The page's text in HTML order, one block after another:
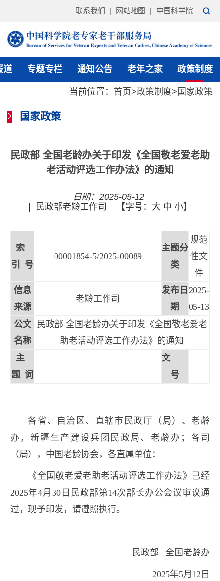
联系我们 | 网站地图 | 中国科学院
道 专题专栏 通知公告 老年之家 政策制度
当前位置： 首页>政策制度> 国家政策
国家政策
民政部 全国老龄办关于印发《全国敬老爱老助
老活动评选工作办法》的通知
日期：2025-05-12
|
民政部老龄工作司 【字号： 大 中 小】
索
引 号
00001854-5/2025-00089
主题分
类
规范
性文
件
信息
来源
老龄工作司
发布日
期
2025-
05-13
公文
名称
民政部 全国老龄办关于印发《全国敬老爱老
助老活动评选工作办法》的通知
主
题 词
文
号
各省、自治区、直辖市民政厅（局）、老龄
办，新疆生产建设兵团民政局、老龄办；各司
（局），中国老龄协会，各直属单位：
《全国敬老爱老助老活动评选工作办法》已经
2025年4月30日民政部第14次部长办公会议审议通
过，现予印发，请遵照执行。
民政部 全国老龄办
2025年5月12日